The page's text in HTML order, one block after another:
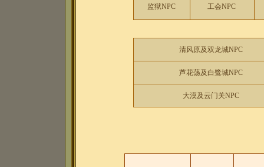
监狱NPC 工会NPC
清风原及双龙城NPC
芦花荡及白鹭城NPC
大漠及云门关NPC